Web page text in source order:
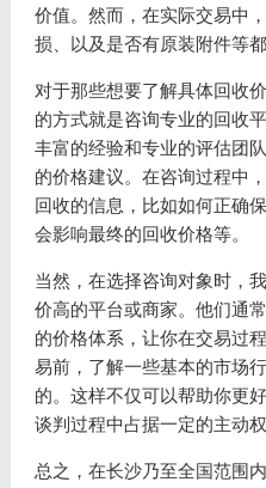
价值。然而，在实际交易中
损、以及是否有原装附件等
对于那些想要了解具体回收
的方式就是咨询专业的回收
丰富的经验和专业的评估团
的价格建议。在咨询过程中
回收的信息，比如如何正确
会影响最终的回收价格等。
当然，在选择咨询对象时，
价高的平台或商家。他们通
的价格体系，让你在交易过
易前，了解一些基本的市场
的。这样不仅可以帮助你更
谈判过程中占据一定的主动权
总之，在长沙乃至全国范围